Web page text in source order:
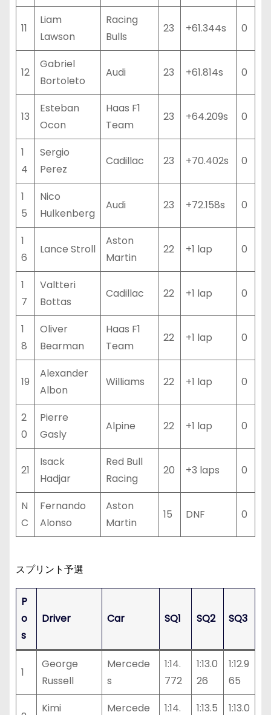
11
Liam
Lawson
Racing
Bulls
23 +61.344s 0
12
Gabriel
Bortoleto
Audi 23 +61.814s 0
13
Esteban
Ocon
Haas F1
Team
23 +64.209s 0
1
4
Sergio
Perez
Cadillac 23 +70.402s 0
1
5
Nico
Hulkenberg
Audi 23 +72.158s 0
1
6
Lance Stroll
Aston
Martin
22 +1 lap 0
1
7
Valtteri
Bottas
Cadillac 22 +1 lap 0
1
8
Oliver
Bearman
Haas F1
Team
22 +1 lap 0
19
Alexander
Albon
Williams 22 +1 lap 0
2
0
Pierre
Gasly
Alpine 22 +1 lap 0
21
Isack
Hadjar
Red Bull
Racing
20 +3 laps 0
N
C
Fernando
Alonso
Aston
Martin
15 DNF 0
スプリント予選
P
o
s
Driver Car SQ1 SQ2 SQ3
1
George
Russell
Mercede
s
1:14.
772
1:13.0
26
1:12.9
65
Kimi Mercede 1:14. 1:13.5 1:13.0